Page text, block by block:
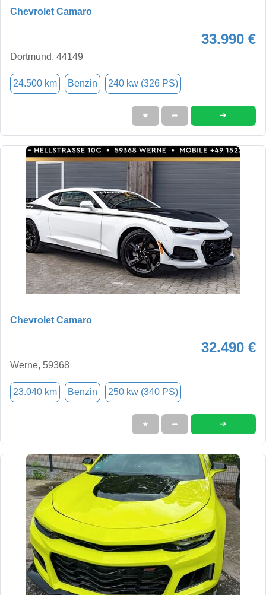
Chevrolet Camaro
33.990 €
Dortmund, 44149
24.500 km Benzin 240 kw (326 PS)
★ ➦ ➜
Chevrolet Camaro
32.490 €
Werne, 59368
23.040 km Benzin 250 kw (340 PS)
★ ➦ ➜